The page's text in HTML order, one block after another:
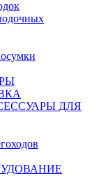
ДЛЯ